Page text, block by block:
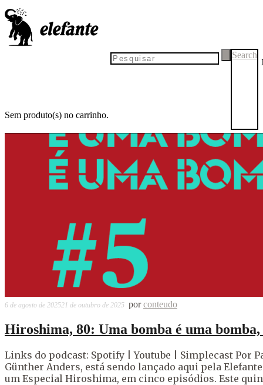
Sem produto(s) no carrinho.
Search
6 de agosto de 202521 de outubro de 2025 porconteudo
Hiroshima, 80: Uma bomba é uma
Links do podcast: Spotify | Youtube | Simplecast Por
Günther Anders, está sendo lançado aqui pela
um Especial Hiroshima, em cinco episódios. Este